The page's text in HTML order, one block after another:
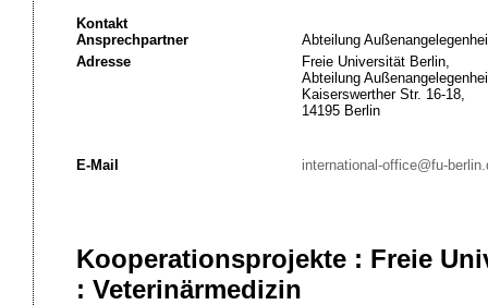
Kontakt
Ansprechpartner
Abteilung
Adresse
Freie Universität Berlin,
Abteilung
Kaiserswerther Str. 16-18,
14195 Berlin
E-Mail international-office@fu-
Kooperationsprojekte : Freie
: Veterinärmedizin